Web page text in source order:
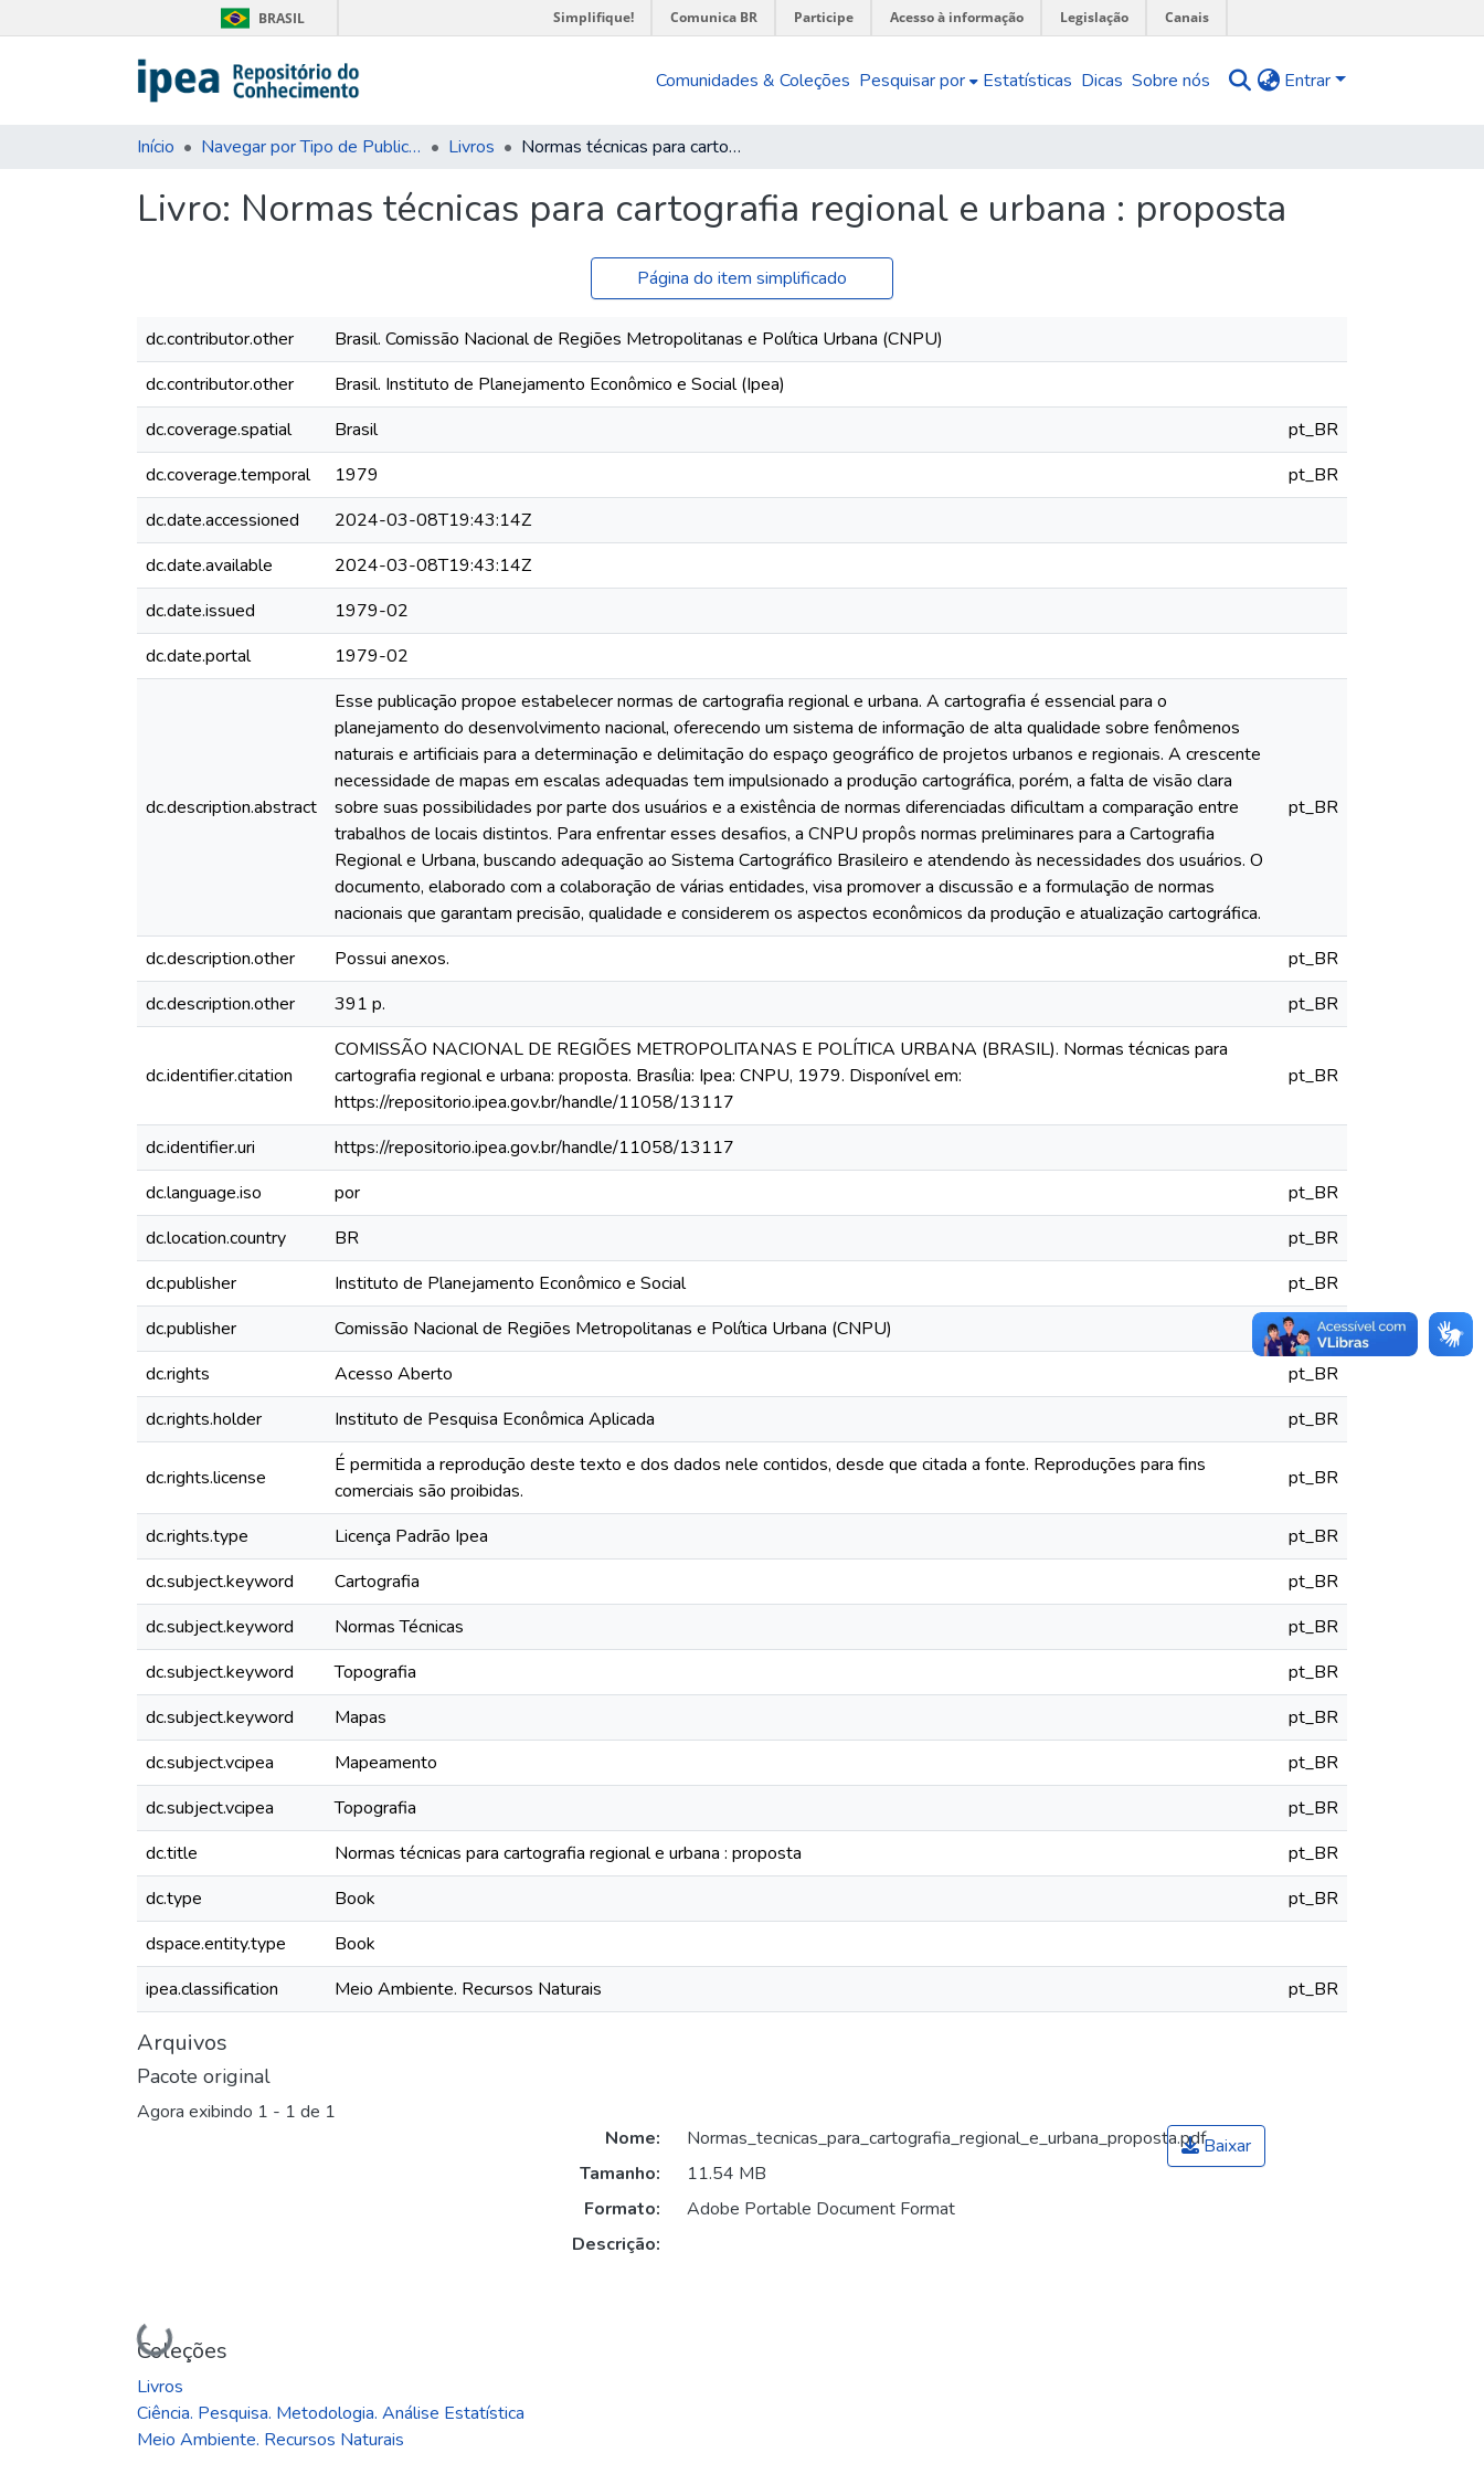
BRASIL Simplifique! Comunica BR Participe Acesso à informação Legislação Canais
Comunidades & Coleções Pesquisar por Estatísticas Dicas Sobre nós Entrar
Início Navegar por Tipo de Publicação Livros Normas técnicas para cartografia regional e urbana : proposta
Livro: Normas técnicas para cartografia regional e urbana : proposta
Página do item simplificado
dc.contributor.other
Brasil. Comissão Nacional de Regiões Metropolitanas e Política Urbana (CNPU)
dc.contributor.other
Brasil. Instituto de Planejamento Econômico e Social (Ipea)
dc.coverage.spatial
Brasil
pt_BR
dc.coverage.temporal
1979
pt_BR
dc.date.accessioned
2024-03-08T19:43:14Z
dc.date.available
2024-03-08T19:43:14Z
dc.date.issued
1979-02
dc.date.portal
1979-02
dc.description.abstract
Esse publicação propoe estabelecer normas de cartografia regional e urbana. A cartografia é essencial para o
planejamento do desenvolvimento nacional, oferecendo um sistema de informação de alta qualidade sobre fenômenos
naturais e artificiais para a determinação e delimitação do espaço geográfico de projetos urbanos e regionais. A crescente
necessidade de mapas em escalas adequadas tem impulsionado a produção cartográfica, porém, a falta de visão clara
sobre suas possibilidades por parte dos usuários e a existência de normas diferenciadas dificultam a comparação entre
trabalhos de locais distintos. Para enfrentar esses desafios, a CNPU propôs normas preliminares para a Cartografia
Regional e Urbana, buscando adequação ao Sistema Cartográfico Brasileiro e atendendo às necessidades dos usuários. O
documento, elaborado com a colaboração de várias entidades, visa promover a discussão e a formulação de normas
nacionais que garantam precisão, qualidade e considerem os aspectos econômicos da produção e atualização cartográfica.
pt_BR
dc.description.other Possui anexos.
pt_BR
dc.description.other
391 p. pt_BR
dc.identifier.citation
COMISSÃO NACIONAL DE REGIÕES METROPOLITANAS E POLÍTICA URBANA (BRASIL). Normas técnicas para
cartografia regional e urbana: proposta. Brasília: Ipea: CNPU, 1979. Disponível em:
https://repositorio.ipea.gov.br/handle/11058/13117
pt_BR
dc.identifier.uri
https://repositorio.ipea.gov.br/handle/11058/13117
dc.language.iso
por
pt_BR
dc.location.country
BR
pt_BR
dc.publisher
Instituto de Planejamento Econômico e Social
pt_BR
dc.publisher
Comissão Nacional de Regiões Metropolitanas e Política Urbana (CNPU)
pt_BR
dc.rights
Acesso Aberto
pt_BR
dc.rights.holder
Instituto de Pesquisa Econômica Aplicada pt_BR
dc.rights.license
É permitida a reprodução deste texto e dos dados nele contidos, desde que citada a fonte. Reproduções para fins
comerciais são proibidas.
pt_BR
dc.rights.type Licença Padrão Ipea
pt_BR
dc.subject.keyword
Cartografia
pt_BR
dc.subject.keyword
Normas Técnicas
pt_BR
dc.subject.keyword
Topografia
pt_BR
dc.subject.keyword
Mapas
pt_BR
dc.subject.vcipea
Mapeamento
pt_BR
dc.subject.vcipea
Topografia
pt_BR
dc.title
Normas técnicas para cartografia regional e urbana : proposta
pt_BR
dc.type
Book
pt_BR
dspace.entity.type
Book
ipea.classification
Meio Ambiente. Recursos Naturais pt_BR
Arquivos
Pacote original
Agora exibindo 1 - 1 de 1
Carregando...
Nome:
Normas_tecnicas_para_cartografia_regional_e_urbana_proposta.pdf
Tamanho:
11.54 MB
Formato:
Adobe Portable Document Format
Descrição:
Baixar
Coleções
Livros
Ciência. Pesquisa. Metodologia. Análise Estatística
Meio Ambiente. Recursos Naturais